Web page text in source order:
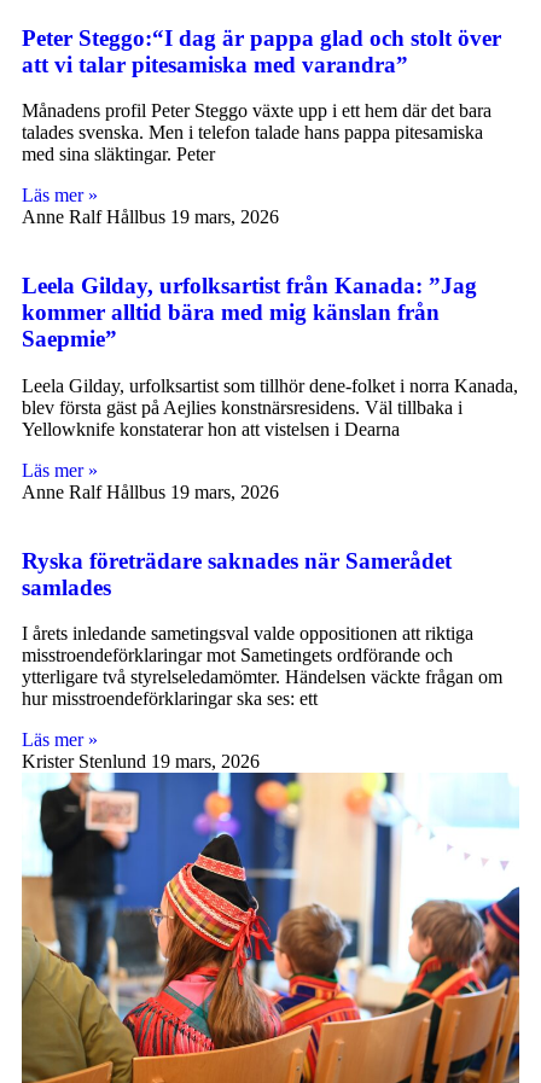
Peter Steggo:“I dag är pappa glad och stolt över
att vi talar pitesamiska med varandra”
Månadens profil Peter Steggo växte upp i ett hem där det bara
talades svenska. Men i telefon talade hans pappa pitesamiska
med sina släktingar. Peter
Läs mer »
Anne Ralf Hållbus 19 mars, 2026
Leela Gilday, urfolksartist från Kanada: ”Jag
kommer alltid bära med mig känslan från
Saepmie”
Leela Gilday, urfolksartist som tillhör dene-folket i norra Kanada,
blev första gäst på Aejlies konstnärsresidens. Väl tillbaka i
Yellowknife konstaterar hon att vistelsen i Dearna
Läs mer »
Anne Ralf Hållbus 19 mars, 2026
Ryska företrädare saknades när Samerådet
samlades
I årets inledande sametingsval valde oppositionen att riktiga
misstroendeförklaringar mot Sametingets ordförande och
ytterligare två styrelseledamömter. Händelsen väckte frågan om
hur misstroendeförklaringar ska ses: ett
Läs mer »
Krister Stenlund 19 mars, 2026